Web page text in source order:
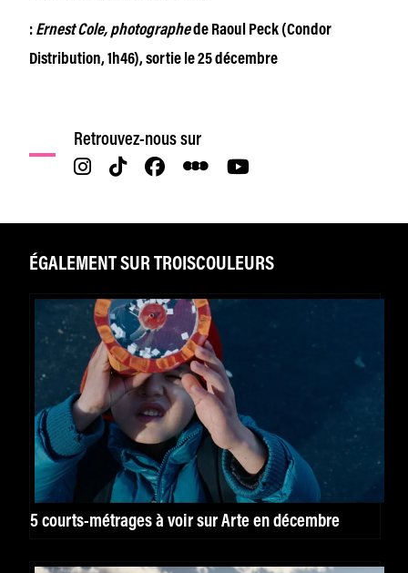
: Ernest Cole, photographede Raoul Peck (Condor
Distribution, 1h46), sortie le 25 décembre
Retrouvez-nous sur
ÉGALEMENT SUR TROISCOULEURS
5 courts-métrages à voir sur Arte en décembre